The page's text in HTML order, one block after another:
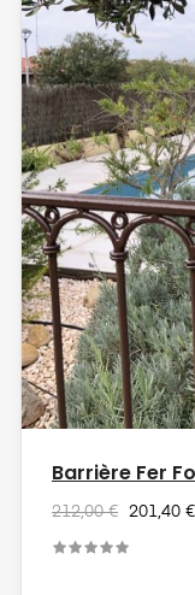
Barrière Fer
212,00 € 201,40 €